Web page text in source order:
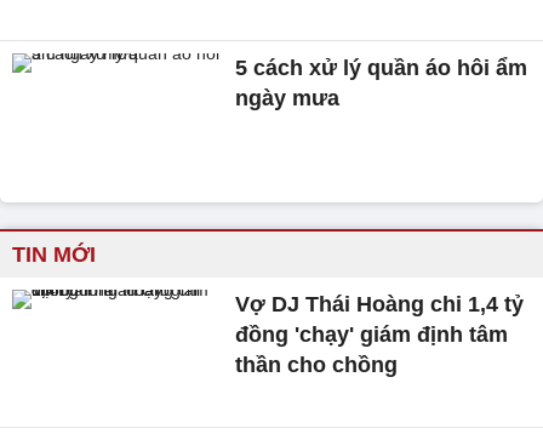
5 cách xử lý quần áo hôi ẩm
ngày mưa
TIN MỚI
Vợ DJ Thái Hoàng chi 1,4 tỷ
đồng 'chạy' giám định tâm
thần cho chồng